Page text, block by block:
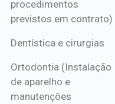
procedimentos
previstos em contrato)
Dentística e cirurgias
Ortodontia (Instalação
de aparelho e
manutenções